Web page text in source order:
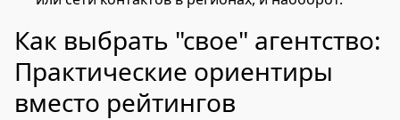
Как выбрать "свое" агентство:
Практические ориентиры
вместо рейтингов